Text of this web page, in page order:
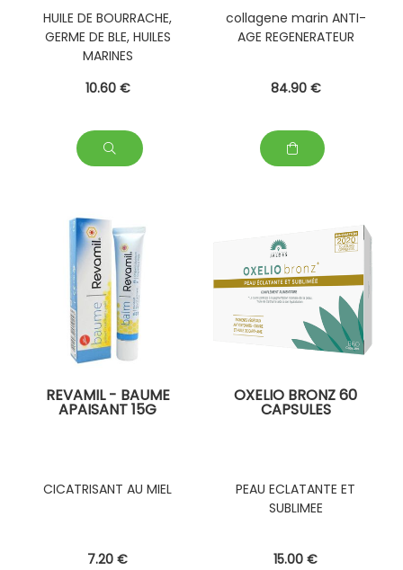
HUILE DE BOURRACHE,
GERME DE BLE, HUILES
MARINES
10.60 €
collagene marin ANTI-
AGE REGENERATEUR
84.90 €
REVAMIL - BAUME
APAISANT 15G
CICATRISANT AU MIEL
7.20 €
OXELIO BRONZ 60
CAPSULES
PEAU ECLATANTE ET
SUBLIMEE
15.00 €